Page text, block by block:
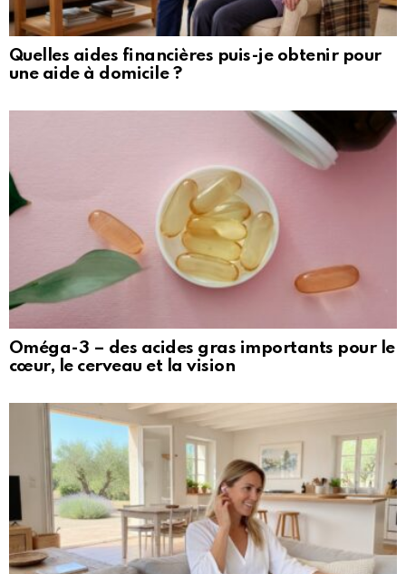
Quelles aides financières puis-je obtenir pour
une aide à domicile ?
Oméga-3 – des acides gras importants pour le
cœur, le cerveau et la vision